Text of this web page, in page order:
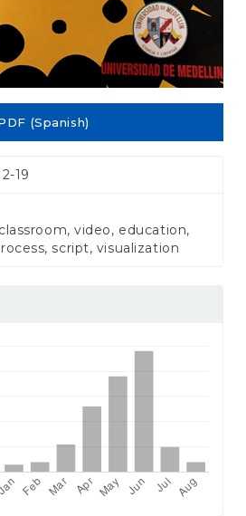
(Spanish)
19
video, education,
script, visualization